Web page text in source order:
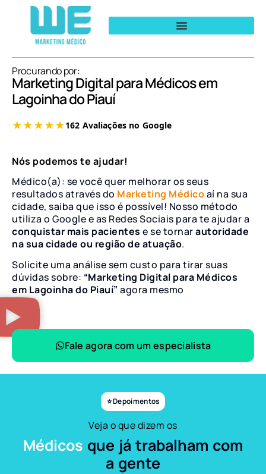
Procurando por:
Marketing Digital para Médicos em
Lagoinha do Piauí
Nós podemos te ajudar!
Médico(a): se você quer melhorar os seus
resultados através do Marketing Médicoaí na sua
cidade, saiba que isso é possível! Nosso método
utiliza o Google e as Redes Sociais para te ajudar a
conquistar mais pacientes e se tornarautoridade
na sua cidade ou região de atuação.
Solicite uma análise sem custo para tirar suas
dúvidas sobre: “Marketing Digital para Médicos
em Lagoinha do Piauí” agora mesmo
Fale agora com um especialista
⭐ Depoimentos
Veja o que dizem os
Médicos que já trabalham com
a gente